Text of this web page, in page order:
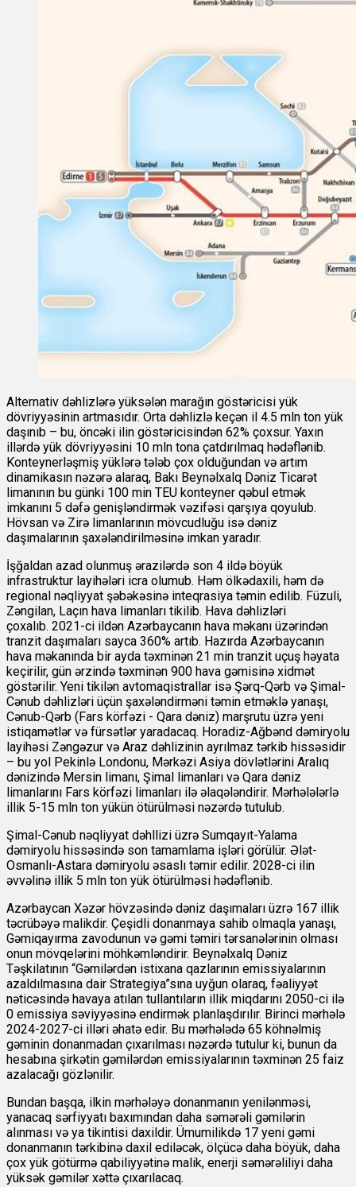
Alternativ dəhlizlərə yüksələn marağın göstəricisi yük
dövriyyəsinin artmasıdır. Orta dəhlizlə keçən il 4.5 mln ton yük
daşınıb – bu, öncəki ilin göstəricisindən 62% çoxsur. Yaxın
illərdə yük dövriyyəsini 10 mln tona çatdırılmaq hədəflənib.
Konteynerləşmiş yüklərə tələb çox olduğundan və artım
dinamikasın nəzərə alaraq, Bakı Beynəlxalq Dəniz Ticarət
limanının bu günki 100 min TEU konteyner qəbul etmək
imkanını 5 dəfə genişləndirmək vəzifəsi qarşıya qoyulub.
Hövsan və Zirə limanlarının mövcudluğu isə dəniz
daşımalarının şaxələndirilməsinə imkan yaradır.
İşğaldan azad olunmuş ərazilərdə son 4 ildə böyük
infrastruktur layihələri icra olumub. Həm ölkədaxili, həm də
regional nəqliyyat şəbəkəsinə inteqrasiya təmin edilib. Füzuli,
Zəngilan, Laçın hava limanları tikilib. Hava dəhlizləri
çoxalıb. 2021-ci ildən Azərbaycanın hava məkanı üzərindən
tranzit daşımaları sayca 360% artıb. Hazırda Azərbaycanın
hava məkanında bir ayda təxminən 21 min tranzit uçuş həyata
keçirilir, gün ərzində təxminən 900 hava gəmisinə xidmət
göstərilir. Yeni tikilən avtomaqistrallar isə Şərq-Qərb və Şimal-
Cənub dəhlizləri üçün şaxələndirməni təmin etməklə yanaşı,
Cənub-Qərb (Fars körfəzi - Qara dəniz) marşrutu üzrə yeni
istiqamətlər və fürsətlər yaradacaq. Horadiz-Ağbənd dəmiryolu
layihəsi Zəngəzur və Araz dəhlizinin ayrılmaz tərkib hissəsidir
– bu yol Pekinlə Londonu, Mərkəzi Asiya dövlətlərini Aralıq
dənizində Mersin limanı, Şimal limanları və Qara dəniz
limanlarını Fars körfəzi limanları ilə əlaqələndirir. Mərhələlərlə
illik 5-15 mln ton yükün ötürülməsi nəzərdə tutulub.
Şimal-Cənub nəqliyyat dəhllizi üzrə Sumqayıt-Yalama
dəmiryolu hissəsində son tamamlama işləri görülür. Ələt-
Osmanlı-Astara dəmiryolu əsaslı təmir edilir. 2028-ci ilin
əvvəlinə illik 5 mln ton yük ötürülməsi hədəflənib.
Azərbaycan Xəzər hövzəsində dəniz daşımaları üzrə 167 illik
təcrübəyə malikdir. Çeşidli donanmaya sahib olmaqla yanaşı,
Gəmiqayırma zavodunun və gəmi təmiri tərsanələrinin olması
onun mövqelərini möhkəmləndirir. Beynəlxalq Dəniz
Təşkilatının “Gəmilərdən istixana qazlarının emissiyalarının
azaldılmasına dair Strategiya”sına uyğun olaraq, fəaliyyət
nəticəsində havaya atılan tullantıların illik miqdarını 2050-ci ilə
0 emissiya səviyyəsinə endirmək planlaşdırılır. Birinci mərhələ
2024-2027-ci illəri əhatə edir. Bu mərhələdə 65 köhnəlmiş
gəminin donanmadan çıxarılması nəzərdə tutulur ki, bunun da
hesabına şirkətin gəmilərdən emissiyalarının təxminən 25 faiz
azalacağı gözlənilir.
Bundan başqa, ilkin mərhələyə donanmanın yenilənməsi,
yanacaq sərfiyyatı baxımından daha səmərəli gəmilərin
alınması və ya tikintisi daxildir. Ümumilikdə 17 yeni gəmi
donanmanın tərkibinə daxil ediləcək, ölçücə daha böyük, daha
çox yük götürmə qabiliyyətinə malik, enerji səmərəliliyi daha
yüksək gəmilər xəttə çıxarılacaq.